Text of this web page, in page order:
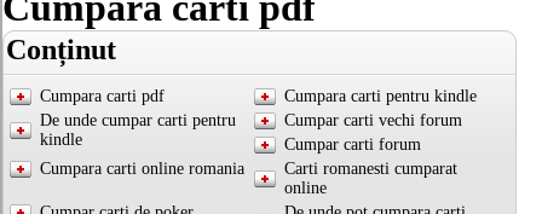
Conținut
Cumpara carti pdf
Cumpara carti pentru kindle
De unde cumpar carti pentru
kindle
Cumpar carti vechi forum
Cumpar carti forum
Cumpara carti online romania
Carti romanesti cumparat
online